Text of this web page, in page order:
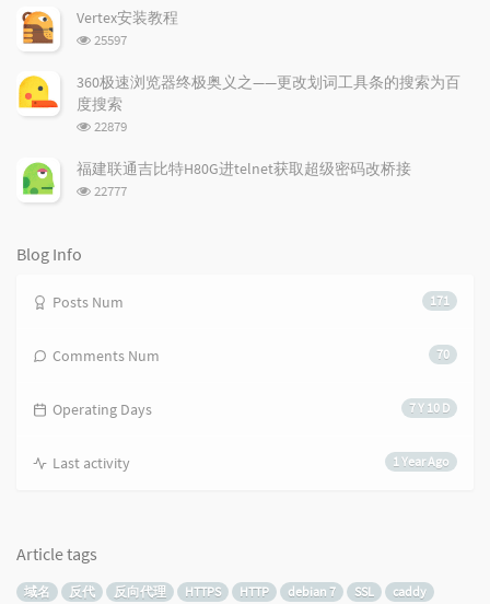
i
c
e
s
s
s
次
Vertex安装教程
浏
次
数:
25597
360极速浏览器终极奥义之——更改划词工具条的搜索为百
度搜索
浏
次
数:
22879
福建联通吉比特H80G进telnet获取超级密码改桥接
浏
22777
Blog Info
171
Posts Num
70
Comments Num
7 Y 10 D
Operating Days
1 Year Ago
Last activity
Article tags
域名 反代 反向代理 HTTPS HTTP debian 7 SSL caddy